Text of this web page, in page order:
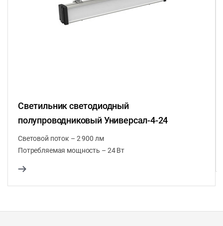
Светильник светодиодный
полупроводниковый Универсал-4-24
Световой поток – 2 900 лм
Потребляемая мощность – 24 Вт